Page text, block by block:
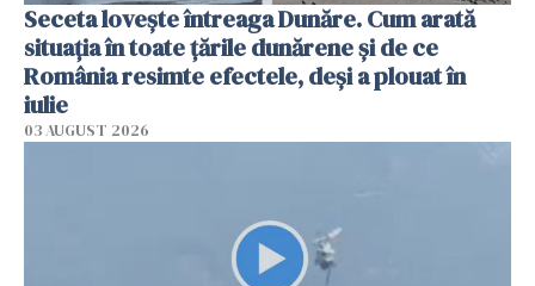
Seceta lovește întreaga Dunăre. Cum arată
situația în toate țările dunărene și de ce
România resimte efectele, deși a plouat în
iulie
03 AUGUST 2026